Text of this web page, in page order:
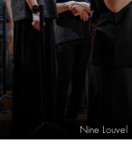
Nine Louvel